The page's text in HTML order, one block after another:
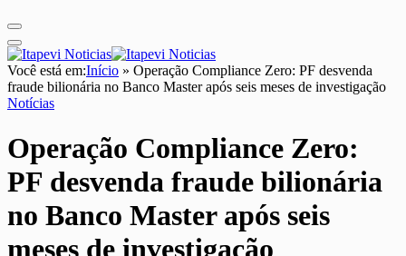
Você está em:Início » Operação Compliance Zero: PF desvenda
fraude bilionária no Banco Master após seis meses de investigação
Notícias
Operação Compliance Zero:
PF desvenda fraude bilionária
no Banco Master após seis
meses de investigação